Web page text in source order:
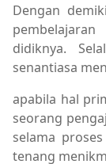
Dengan
didiknya.
senantiasa
apabila hal
seorang
selama
tenang